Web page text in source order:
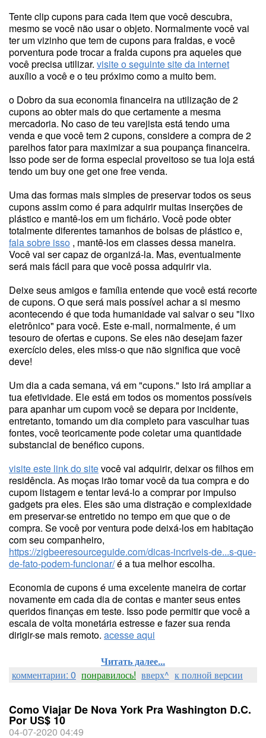
Tente clip cupons para cada item que você descubra,
mesmo se você não usar o objeto. Normalmente você vai
ter um vizinho que tem de cupons para fraldas, e você
porventura pode trocar a fralda cupons pra aqueles que
você precisa utilizar. visite o seguinte site da internet
auxílio a você e o teu próximo como a muito bem.
o Dobro da sua economia financeira na utilização de 2
cupons ao obter mais do que certamente a mesma
mercadoria. No caso de teu varejista está tendo uma
venda e que você tem 2 cupons, considere a compra de 2
parelhos fator para maximizar a sua poupança financeira.
Isso pode ser de forma especial proveitoso se tua loja está
tendo um buy one get one free venda.
Uma das formas mais simples de preservar todos os seus
cupons assim como é para adquirir muitas inserções de
plástico e mantê-los em um fichário. Você pode obter
totalmente diferentes tamanhos de bolsas de plástico e,
fala sobre isso , mantê-los em classes dessa maneira.
Você vai ser capaz de organizá-la. Mas, eventualmente
será mais fácil para que você possa adquirir via.
Deixe seus amigos e família entende que você está recorte
de cupons. O que será mais possível achar a si mesmo
acontecendo é que toda humanidade vai salvar o seu "lixo
eletrônico" para você. Este e-mail, normalmente, é um
tesouro de ofertas e cupons. Se eles não desejam fazer
exercício deles, eles miss-o que não significa que você
deve!
Um dia a cada semana, vá em "cupons." Isto irá ampliar a
tua efetividade. Ele está em todos os momentos possíveis
para apanhar um cupom você se depara por incidente,
entretanto, tomando um dia completo para vasculhar tuas
fontes, você teoricamente pode coletar uma quantidade
substancial de benéfico cupons.
visite este link do sitevocê vai adquirir, deixar os filhos em
residência. As moças irão tomar você da tua compra e do
cupom listagem e tentar levá-lo a comprar por impulso
gadgets pra eles. Eles são uma distração e complexidade
em preservar-se entretido no tempo em que que o de
compra. Se você por ventura pode deixá-los em habitação
com seu companheiro,
https://zigbeeresourceguide.com/dicas-incriveis-de...s-que-
de-fato-podem-funcionar/é a tua melhor escolha.
Economia de cupons é uma excelente maneira de cortar
novamente em cada dia de contas e manter seus entes
queridos finanças em teste. Isso pode permitir que você a
escala de volta monetária estresse e fazer sua renda
dirigir-se mais remoto. acesse aqui
Читать далее...
комментарии: 0 понравилось! вверх^ к полной версии
Como Viajar De Nova York Pra Washington D.C.
Por US$ 10
04-07-2020 04:49